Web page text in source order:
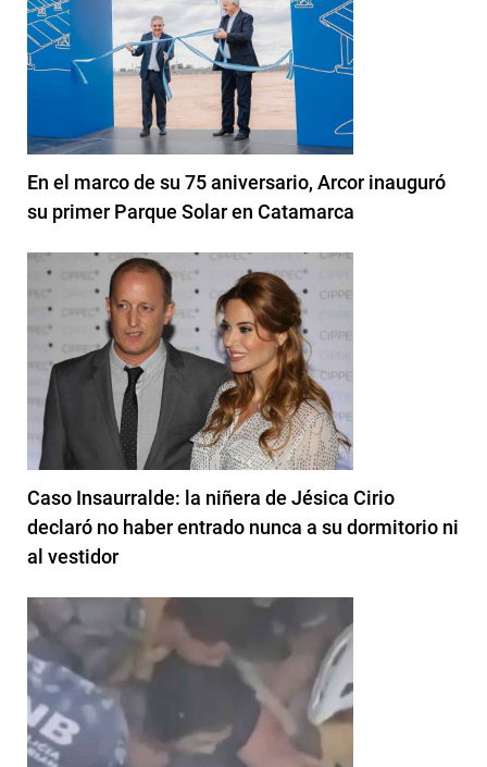
En el marco de su 75 aniversario, Arcor inauguró
su primer Parque Solar en Catamarca
Caso Insaurralde: la niñera de Jésica Cirio
declaró no haber entrado nunca a su dormitorio ni
al vestidor